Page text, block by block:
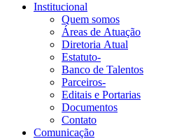
Institucional
Quem somos
Áreas de Atuação
Diretoria Atual
Estatuto-
Banco de Talentos
Parceiros-
Editais e Portarias
Documentos
Contato
Comunicação